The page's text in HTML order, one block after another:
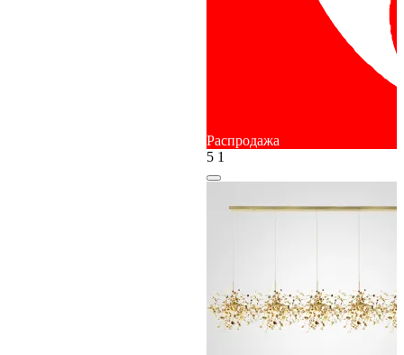
Распродажа
5 1